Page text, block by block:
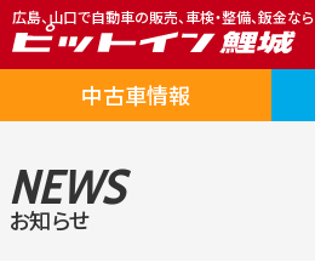
広島、山口で自動車の販売、車検・整備、鈑金なら
中古車情報
NEWS
お知らせ